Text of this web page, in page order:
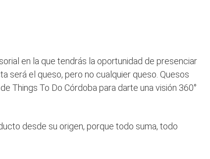
en la que tendrás la oportunidad de presenciar
será el queso, pero no cualquier queso. Quesos
Things To Do Córdoba para darte una visión 360°
desde su origen, porque todo suma, todo